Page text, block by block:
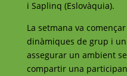
i Saplinq (Eslovàquia).
La setmana va
dinàmiques de grup i
assegurar un ambient
compartir una